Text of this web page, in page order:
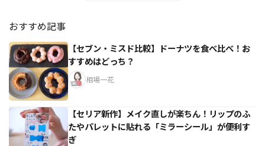
おすすめ記事
【セブン・ミスド比較】ドーナツを食べ比べ！お
すすめはどっち？
相場一花
【セリア新作】メイク直しが楽ちん！リップのふ
たやパレットに貼れる「ミラーシール」が便利す
ぎ